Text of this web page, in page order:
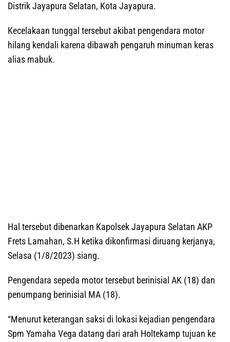
Distrik Jayapura Selatan, Kota Jayapura.
Kecelakaan tunggal tersebut akibat pengendara motor
hilang kendali karena dibawah pengaruh minuman keras
alias mabuk.
Hal tersebut dibenarkan Kapolsek Jayapura Selatan AKP
Frets Lamahan, S.H ketika dikonfirmasi diruang kerjanya,
Selasa (1/8/2023) siang.
Pengendara sepeda motor tersebut berinisial AK (18) dan
penumpang berinisial MA (18).
“Menurut keterangan saksi di lokasi kejadian pengendara
Spm Yamaha Vega datang dari arah Holtekamp tujuan ke